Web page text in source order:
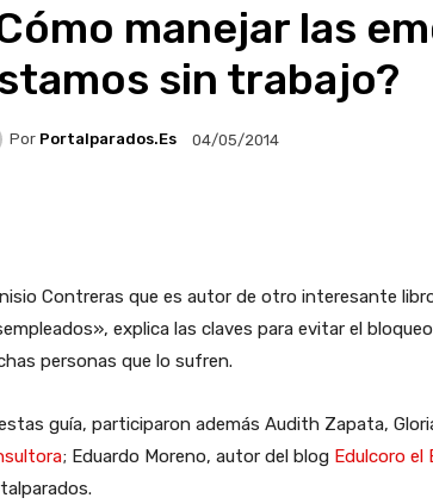
manejar las
sin trabajo?
Por Portalparados.es 04/05/2014
Contreras que es autor de otro interesante
explica las claves para evitar el
personas que lo sufren.
guía, participaron además Audith Zapata,
; Eduardo Moreno, autor del blog Edulcoro el